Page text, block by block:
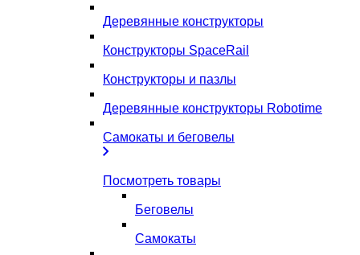
Деревянные конструкторы
Конструкторы SpaceRail
Конструкторы и пазлы
Деревянные конструкторы Robotime
Самокаты и беговелы
Посмотреть товары
Беговелы
Самокаты